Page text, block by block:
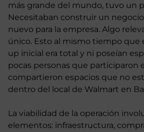
más grande del mundo, tuvo un
Necesitaban construir un
nuevo para la empresa. Algo
único. Esto al mismo tiempo que
up inicial era total y ni poseían
pocas personas que participaron
compartieron espacios que no
dentro del local de Walmart en
La viabilidad de la operación
elementos: infraestructura,